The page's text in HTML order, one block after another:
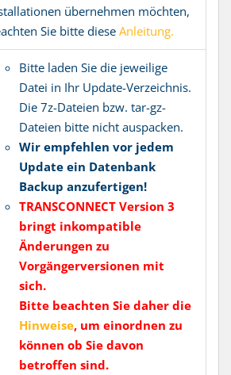
übernehmen möchten,
Sie bitte diese Anleitung.
Bitte laden Sie die jeweilige
Datei in Ihr Update-Verzeichnis.
Die 7z-Dateien bzw. tar-gz-
Dateien bitte nicht auspacken.
Wir empfehlen vor jedem
Update ein Datenbank
Backup anzufertigen!
TRANSCONNECT Version 3
bringt inkompatible
Änderungen zu
Vorgängerversionen mit
sich.
Bitte beachten Sie daher die
Hinweise, um einordnen zu
können ob Sie davon
betroffen sind.